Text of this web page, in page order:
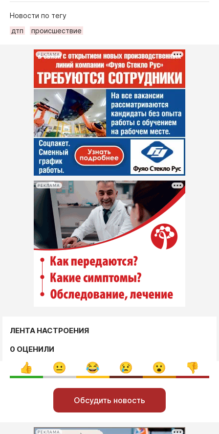
Новости по тегу
дтп
происшествие
РЕКЛАМА
РЕКЛАМА
ЛЕНТА НАСТРОЕНИЯ
0 ОЦЕНИЛИ
Обсудить новость
РЕКЛАМА